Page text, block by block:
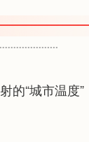
的“城市温度”